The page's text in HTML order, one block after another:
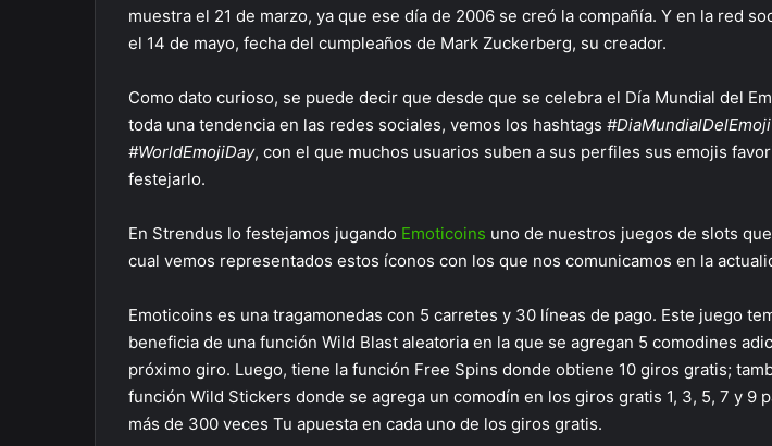
muestra el 21 de marzo, ya que ese día de 2006 se creó la compañía. Y en la red
el 14 de mayo, fecha del cumpleaños de Mark Zuckerberg, su creador.
Como dato curioso, se puede decir que desde que se celebra el Día Mundial del
toda una tendencia en las redes sociales, vemos los hashtags #DiaMundialDelEmoji
#WorldEmojiDay, con el que muchos usuarios suben a sus perfiles sus emojis
festejarlo.
En Strendus lo festejamos jugando Emoticoins uno de nuestros juegos de slots
cual vemos representados estos íconos con los que nos comunicamos en la
Emoticoins es una tragamonedas con 5 carretes y 30 líneas de pago. Este juego
beneficia de una función Wild Blast aleatoria en la que se agregan 5 comodines
próximo giro. Luego, tiene la función Free Spins donde obtiene 10 giros gratis;
función Wild Stickers donde se agrega un comodín en los giros gratis 1, 3, 5, 7 y 9
más de 300 veces Tu apuesta en cada uno de los giros gratis.